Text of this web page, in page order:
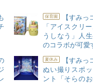
保育園
【すみっ
「アイスクリ
うしなう」人
のコラボが可愛
夏休み
【すみ
ぬい撮りスポ
ント「そらの